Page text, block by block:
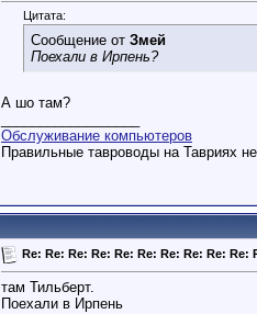
Цитата:
Сообщение от Змей
Поехали в Ирпень?
А шо там?
Обслуживание компьютеров
Правильные тавроводы на Тавриях
Re: Re: Re: Re: Re: Re: Re: Re: Re: Re:
там Тильберт.
Поехали в Ирпень